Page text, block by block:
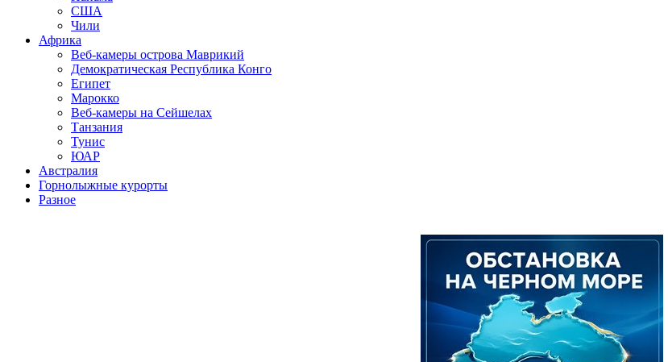
США
Чили
Африка
Веб-камеры острова Маврикий
Демократическая Республика Конго
Египет
Марокко
Веб-камеры на Сейшелах
Танзания
Тунис
ЮАР
Австралия
Горнолыжные курорты
Разное